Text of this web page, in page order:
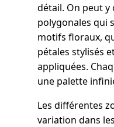
détail. On peut y
polygonales qui
motifs floraux,
pétales stylisés
appliquées.
une palette
Les différentes
variation dans